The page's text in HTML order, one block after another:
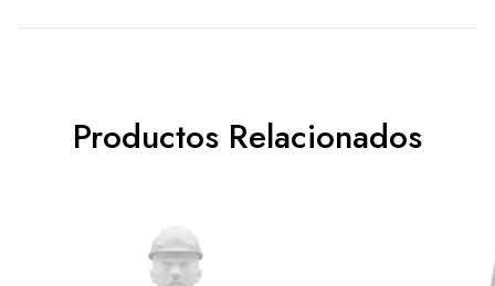
Productos Relacionados